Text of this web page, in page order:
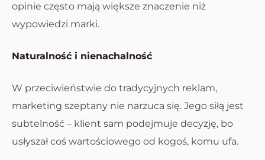
opinie często mają większe znaczenie niż
wypowiedzi marki.
Naturalność i nienachalność
W przeciwieństwie do tradycyjnych reklam,
marketing szeptany nie narzuca się. Jego siłą jest
subtelność – klient sam podejmuje decyzję, bo
usłyszał coś wartościowego od kogoś, komu ufa.